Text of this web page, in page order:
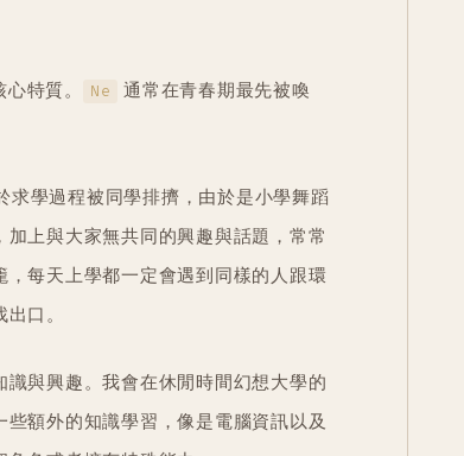
特質。 Ne 通常在青春期最先被喚
求學過程被同學排擠，由於是小學舞蹈
上與大家無共同的興趣與話題，常常
每天上學都一定會遇到同樣的人跟環
口。
與興趣。我會在休閒時間幻想大學的
額外的知識學習，像是電腦資訊以及